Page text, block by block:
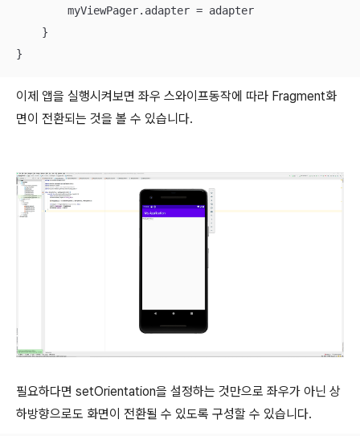
        myViewPager.adapter = adapter
    }
}
이제 앱을 실행시켜보면 좌우 스와이프동작에 따라 Fragment화
면이 전환되는 것을 볼 수 있습니다.
필요하다면 setOrientation을 설정하는 것만으로 좌우가 아닌 상
하방향으로도 화면이 전환될 수 있도록 구성할 수 있습니다.